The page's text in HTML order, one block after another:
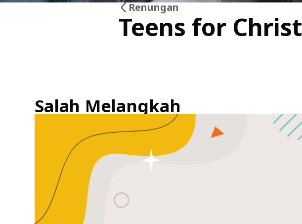
Renungan
Teens for Christ
Salah Melangkah